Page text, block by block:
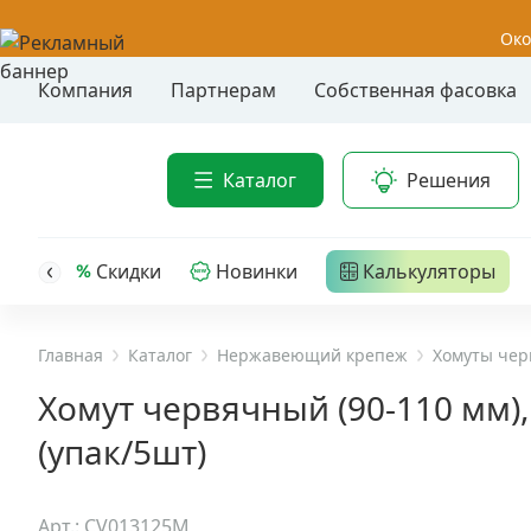
Компания Партнерам Собственная фасовка
Каталог Решения
Распродажа
Уценка
Кабельный крепеж
головкой
трех-
Скидки Новинки Калькуляторы
Главная Каталог Нержавеющий крепеж Хомуты
Хомут червячный (90-110
(упак/5шт)